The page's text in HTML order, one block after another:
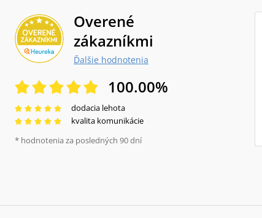
Overené
zákazníkmi
Ďalšie hodnotenia
100.00%
dodacia lehota
kvalita komunikácie
* hodnotenia za posledných 90 dní